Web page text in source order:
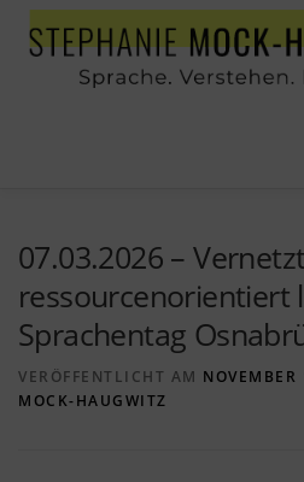
Zum Inhalt springen
07.03.2026 –
ressourcenorientiert
Sprachentag
VERÖFFENTLICHT AM
MOCK-HAUGWITZ